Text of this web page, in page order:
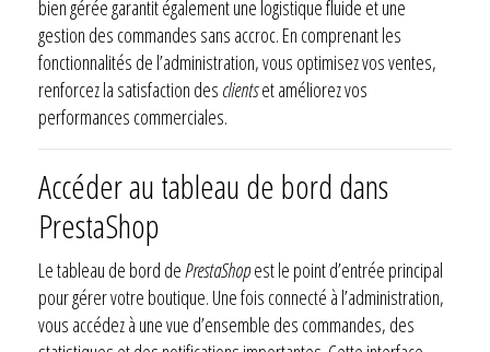
bien gérée garantit également une logistique fluide et une
gestion des commandes sans accroc. En comprenant les
fonctionnalités de l’administration, vous optimisez vos ventes,
renforcez la satisfaction des clientset améliorez vos
performances commerciales.
Accéder au tableau de bord dans
PrestaShop
Le tableau de bord dePrestaShopest le point d’entrée principal
pour gérer votre boutique. Une fois connecté à l’administration,
vous accédez à une vue d’ensemble des commandes, des